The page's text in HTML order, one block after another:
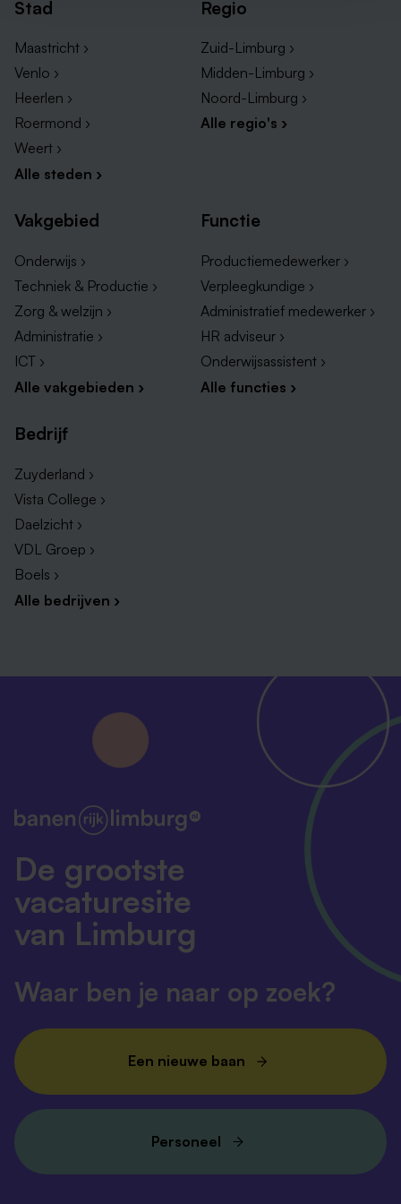
Stad
Maastricht ›
Venlo ›
Heerlen ›
Roermond ›
Weert ›
Alle steden ›
Regio
Zuid-Limburg ›
Midden-Limburg ›
Noord-Limburg ›
Alle regio's ›
Vakgebied
Onderwijs ›
Techniek & Productie ›
Zorg & welzijn ›
Administratie ›
ICT ›
Alle vakgebieden ›
Functie
Productiemedewerker ›
Verpleegkundige ›
Administratief medewerker ›
HR adviseur ›
Onderwijsassistent ›
Alle functies ›
Bedrijf
Zuyderland ›
Vista College ›
Daelzicht ›
VDL Groep ›
Boels ›
Alle bedrijven ›
De grootste
vacaturesite
van Limburg
Waar ben je naar op zoek?
Een nieuwe baan
Personeel